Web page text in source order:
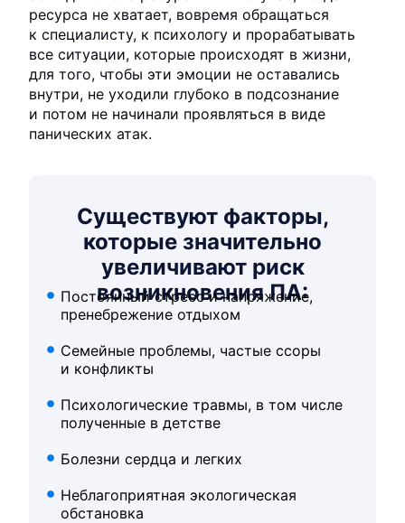
ресурса не хватает, вовремя обращаться
к специалисту, к психологу и прорабатывать
все ситуации, которые происходят в жизни,
для того, чтобы эти эмоции не оставались
внутри, не уходили глубоко в подсознание
и потом не начинали проявляться в виде
панических атак.
Существуют факторы,
которые значительно
увеличивают риск
возникновения ПА:
Постоянный стресс и напряжение,
пренебрежение отдыхом
Семейные проблемы, частые ссоры
и конфликты
Психологические травмы, в том числе
полученные в детстве
Болезни сердца и легких
Неблагоприятная экологическая
обстановка